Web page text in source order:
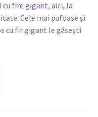
fire gigant, aici, la
Cele mai pufoase şi
cu fir gigant le găseşti